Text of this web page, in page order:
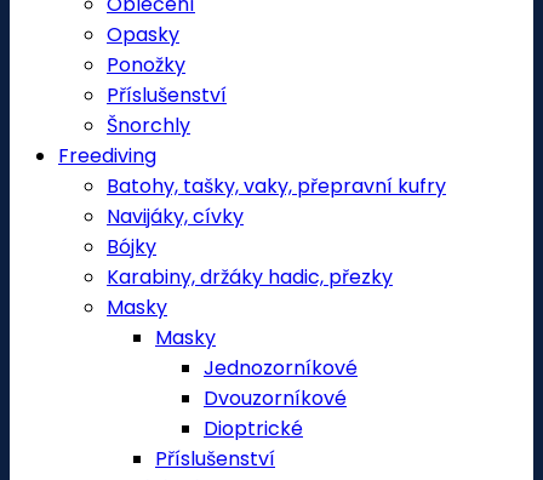
Opasky
Ponožky
Příslušenství
Šnorchly
Freediving
Batohy, tašky, vaky, přepravní kufry
Navijáky, cívky
Bójky
Karabiny, držáky hadic, přezky
Masky
Masky
Jednozorníkové
Dvouzorníkové
Dioptrické
Příslušenství